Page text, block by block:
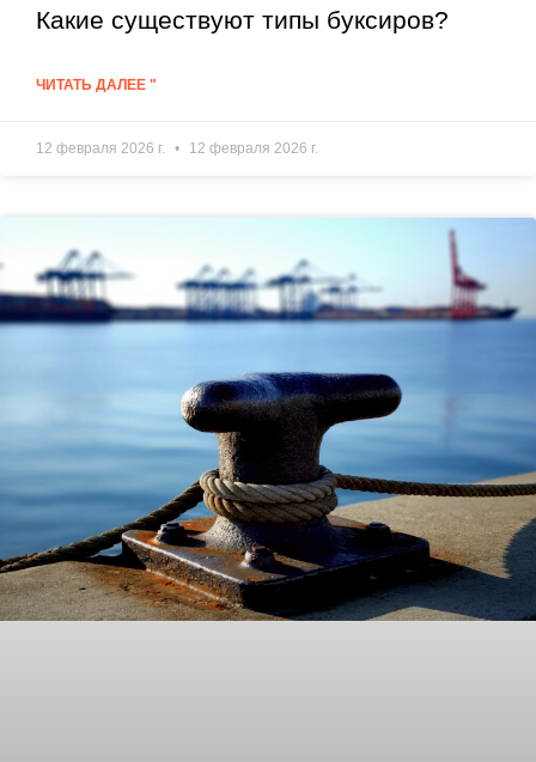
Какие существуют типы буксиров?
ЧИТАТЬ ДАЛЕЕ "
12 февраля 2026 г. 12 февраля 2026 г.